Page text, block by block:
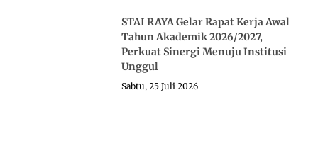
STAI RAYA Gelar Rapat Kerja Awal
Tahun Akademik 2026/2027,
Perkuat Sinergi Menuju Institusi
Unggul
Sabtu, 25 Juli 2026